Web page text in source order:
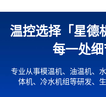
温控选择「星德
每一处
专业从事模温机、油温机、
体机、冷水机组等研发、